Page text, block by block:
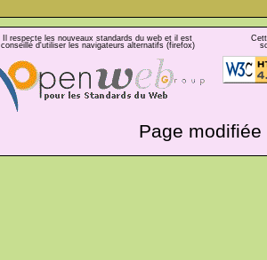
Il respecte les nouveaux standards du web et il est
conseillé d'utiliser les navigateurs alternatifs (firefox)
Page